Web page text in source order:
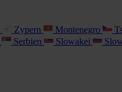
Zypern Montenegro
Serbien Slowakei